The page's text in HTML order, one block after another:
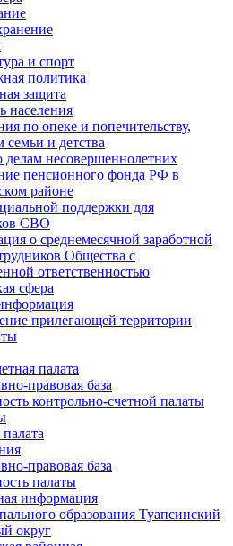
и спорт
политика
защита
населения
по опеке и попечительству,
семьи и детства
делам несовершеннолетних
пенсионного фонда РФ в
районе
поддержки для
СВО
о среднемесячной заработной
Общества с
ответственностью
сфера
прилегающей территории
палата
правовая база
контрольно-счетной палаты
правовая база
палаты
информация
образования Туапсинский
округ